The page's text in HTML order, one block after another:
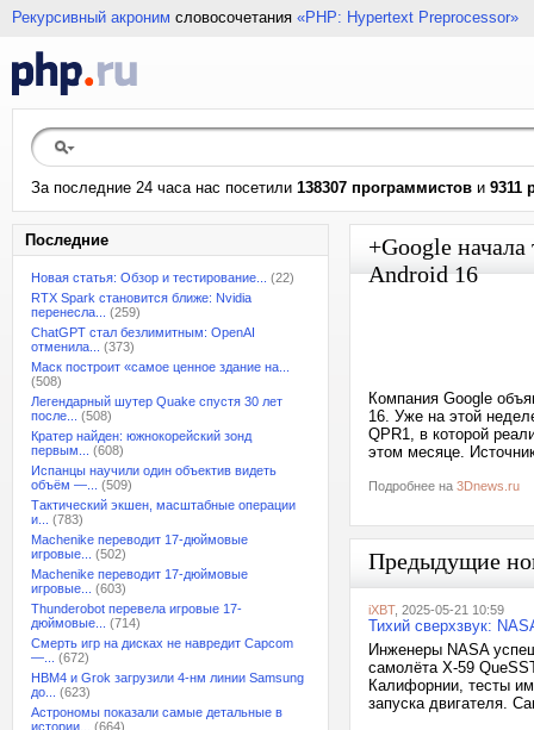
Рекурсивный акроним словосочетания «PHP: Hypertext Preprocessor»
За последние 24 часа нас посетили 138307 программистов и 9311
Последние
Новая статья: Обзор и тестирование...
(22)
RTX Spark становится ближе: Nvidia
перенесла...
(259)
ChatGPT стал безлимитным: OpenAI
отменила...
(373)
Маск построит «самое ценное здание на...
(508)
Легендарный шутер Quake спустя 30 лет
после...
(508)
Кратер найден: южнокорейский зонд
первым...
(608)
Испанцы научили один объектив видеть
объём —...
(509)
Тактический экшен, масштабные операции
и...
(783)
Machenike переводит 17-дюймовые
игровые...
(502)
Machenike переводит 17-дюймовые
игровые...
(603)
Thunderobot перевела игровые 17-
дюймовые...
(714)
Смерть игр на дисках не навредит Capcom
—...
(672)
HBM4 и Grok загрузили 4-нм линии Samsung
до...
(623)
Астрономы показали самые детальные в
истории...
(664)
+Google начала
Android 16
Компания Google
16. Уже на этой
QPR1, в которой
этом месяце.
Подробнее на 3Dnews.ru
Предыдущие
iXBT, 2025-05-21 10:59
Тихий сверхзвук:
Инженеры NASA
самолёта X-59
Калифорнии, тесты
запуска двигателя.